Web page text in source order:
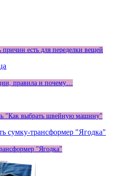
причин есть для переделки вещей
правила и почему…
"Как выбрать швейную машину"
"Ягодка"